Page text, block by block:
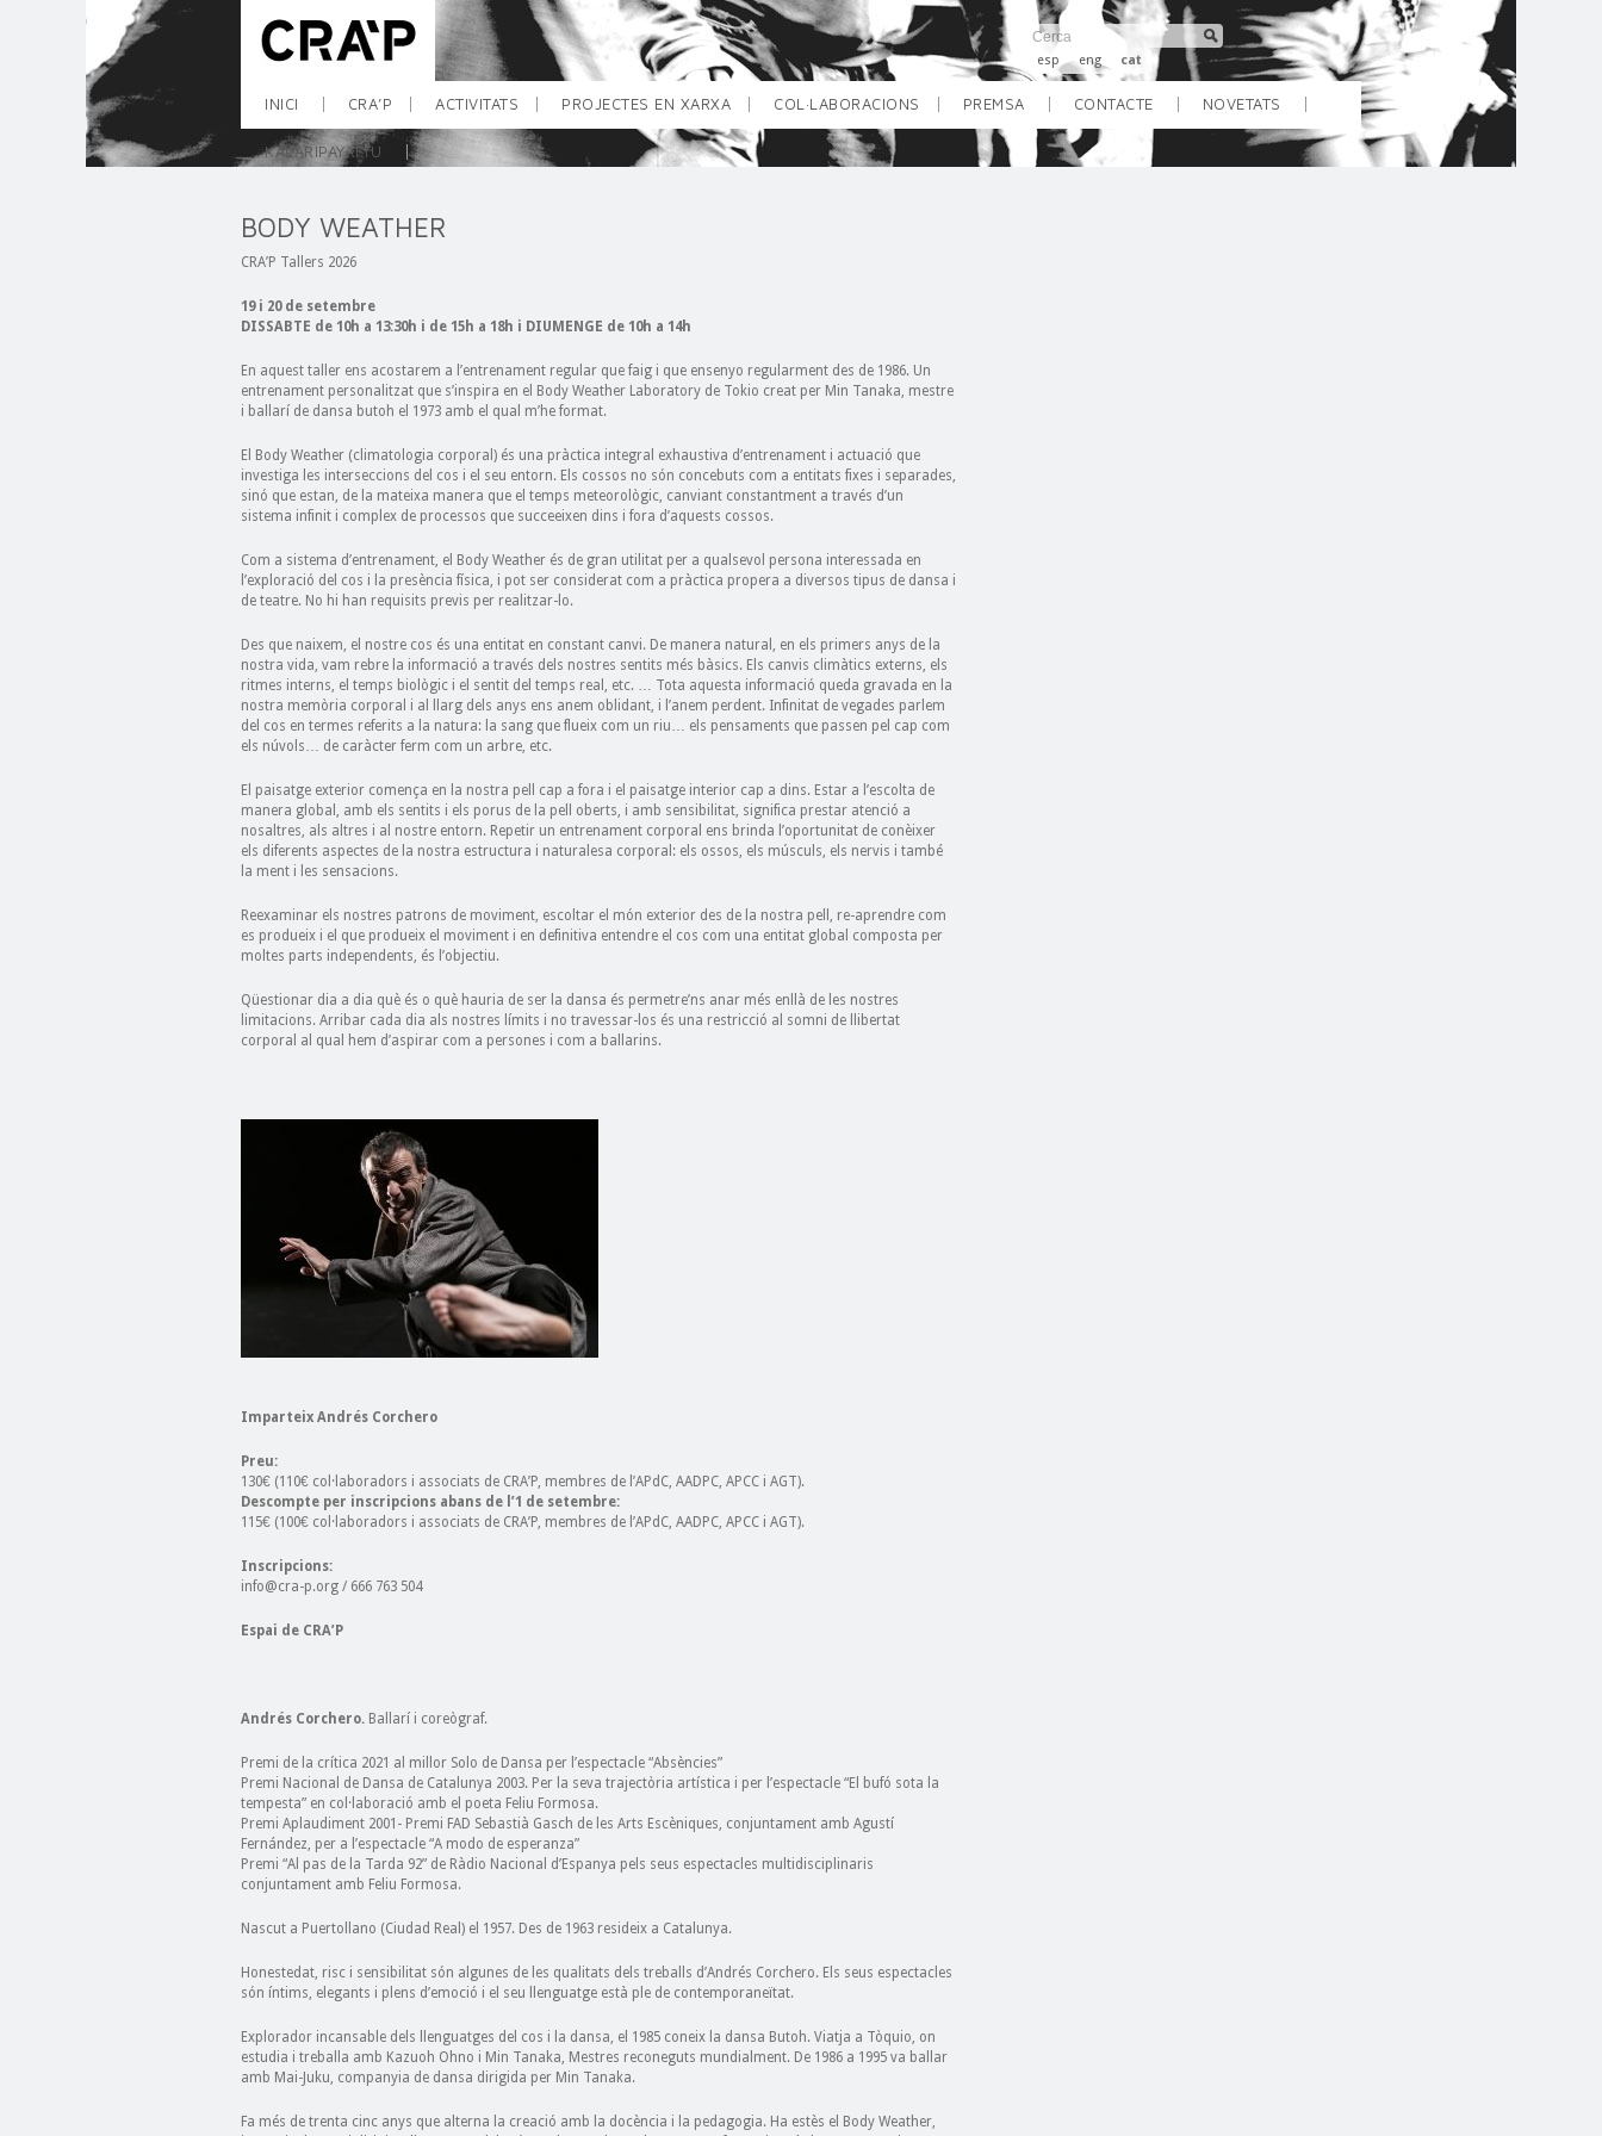
esp eng cat
INICI CRA’P ACTIVITATS PROJECTES EN XARXA COL·LABORACIONS PREMSA CONTACTE NOVETATS
KALARIPAYATTU
BODY WEATHER
CRA’P Tallers 2026
19 i 20 de setembre
DISSABTE de 10h a 13:30h i de 15h a 18h i DIUMENGE de 10h a 14h
En aquest taller ens acostarem a l’entrenament regular que faig i que ensenyo regularment des de 1986. Un
entrenament personalitzat que s’inspira en el Body Weather Laboratory de Tokio creat per Min Tanaka, mestre
i ballarí de dansa butoh el 1973 amb el qual m’he format.
El Body Weather (climatologia corporal) és una pràctica integral exhaustiva d’entrenament i actuació que
investiga les interseccions del cos i el seu entorn. Els cossos no són concebuts com a entitats fixes i separades,
sinó que estan, de la mateixa manera que el temps meteorològic, canviant constantment a través d’un
sistema infinit i complex de processos que succeeixen dins i fora d’aquests cossos.
Com a sistema d’entrenament, el Body Weather és de gran utilitat per a qualsevol persona interessada en
l’exploració del cos i la presència física, i pot ser considerat com a pràctica propera a diversos tipus de dansa i
de teatre. No hi han requisits previs per realitzar-lo.
Des que naixem, el nostre cos és una entitat en constant canvi. De manera natural, en els primers anys de la
nostra vida, vam rebre la informació a través dels nostres sentits més bàsics. Els canvis climàtics externs, els
ritmes interns, el temps biològic i el sentit del temps real, etc. … Tota aquesta informació queda gravada en la
nostra memòria corporal i al llarg dels anys ens anem oblidant, i l’anem perdent. Infinitat de vegades parlem
del cos en termes referits a la natura: la sang que flueix com un riu… els pensaments que passen pel cap com
els núvols… de caràcter ferm com un arbre, etc.
El paisatge exterior comença en la nostra pell cap a fora i el paisatge interior cap a dins. Estar a l’escolta de
manera global, amb els sentits i els porus de la pell oberts, i amb sensibilitat, significa prestar atenció a
nosaltres, als altres i al nostre entorn. Repetir un entrenament corporal ens brinda l’oportunitat de conèixer
els diferents aspectes de la nostra estructura i naturalesa corporal: els ossos, els músculs, els nervis i també
la ment i les sensacions.
Reexaminar els nostres patrons de moviment, escoltar el món exterior des de la nostra pell, re-aprendre com
es produeix i el que produeix el moviment i en definitiva entendre el cos com una entitat global composta per
moltes parts independents, és l’objectiu.
Qüestionar dia a dia què és o què hauria de ser la dansa és permetre’ns anar més enllà de les nostres
limitacions. Arribar cada dia als nostres límits i no travessar-los és una restricció al somni de llibertat
corporal al qual hem d’aspirar com a persones i com a ballarins.
Imparteix Andrés Corchero
Preu:
130€ (110€ col·laboradors i associats de CRA’P, membres de l’APdC, AADPC, APCC i AGT).
Descompte per inscripcions abans de l’1 de setembre:
115€ (100€ col·laboradors i associats de CRA’P, membres de l’APdC, AADPC, APCC i AGT).
Inscripcions:
info@cra-p.org / 666 763 504
Espai de CRA’P
Andrés Corchero. Ballarí i coreògraf.
Premi de la crítica 2021 al millor Solo de Dansa per l’espectacle “Absències”
Premi Nacional de Dansa de Catalunya 2003. Per la seva trajectòria artística i per l’espectacle “El bufó sota la
tempesta” en col·laboració amb el poeta Feliu Formosa.
Premi Aplaudiment 2001- Premi FAD Sebastià Gasch de les Arts Escèniques, conjuntament amb Agustí
Fernández, per a l’espectacle “A modo de esperanza”
Premi “Al pas de la Tarda 92” de Ràdio Nacional d’Espanya pels seus espectacles multidisciplinaris
conjuntament amb Feliu Formosa.
Nascut a Puertollano (Ciudad Real) el 1957. Des de 1963 resideix a Catalunya.
Honestedat, risc i sensibilitat són algunes de les qualitats dels treballs d’Andrés Corchero. Els seus espectacles
són íntims, elegants i plens d’emoció i el seu llenguatge està ple de contemporaneïtat.
Explorador incansable dels llenguatges del cos i la dansa, el 1985 coneix la dansa Butoh. Viatja a Tòquio, on
estudia i treballa amb Kazuoh Ohno i Min Tanaka, Mestres reconeguts mundialment. De 1986 a 1995 va ballar
amb Mai-Juku, companyia de dansa dirigida per Min Tanaka.
Fa més de trenta cinc anys que alterna la creació amb la docència i la pedagogia. Ha estès el Body Weather,